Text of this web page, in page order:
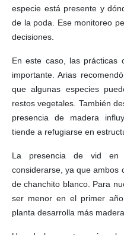
especie está presente y
de la poda. Ese monitoreo
decisiones.
En este caso, las prácticas
importante. Arias
que algunas especies
restos vegetales. También
presencia de madera
tiende a refugiarse en
La presencia de vid en
considerarse, ya que ambos
de chanchito blanco. Para
ser menor en el primer
planta desarrolla más madera.